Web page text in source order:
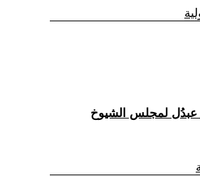
عبدُل لمجلس الشيوخ